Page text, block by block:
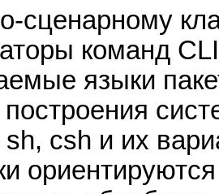
сценарному
команд
языки
csh и их